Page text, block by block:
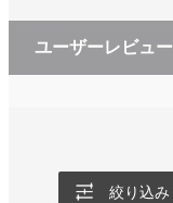
ユーザーレビュー
絞り込み